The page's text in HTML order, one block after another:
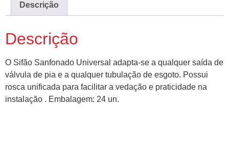
Descrição
Descrição
O Sifão Sanfonado Universal adapta-se a qualquer saída de
válvula de pia e a qualquer tubulação de esgoto. Possui
rosca unificada para facilitar a vedação e praticidade na
instalação . Embalagem: 24 un.